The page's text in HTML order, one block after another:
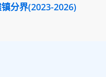
分界(2023-2026)